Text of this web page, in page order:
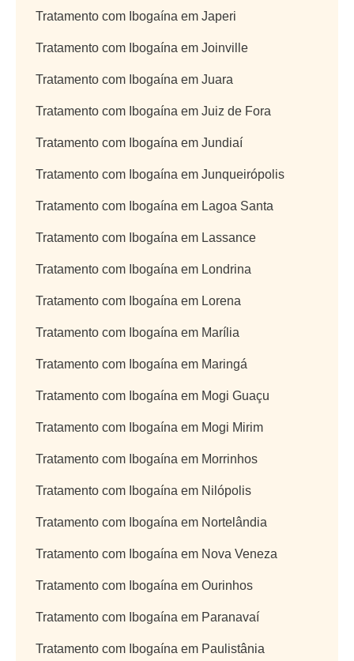
Tratamento com Ibogaína em Japeri
Tratamento com Ibogaína em Joinville
Tratamento com Ibogaína em Juara
Tratamento com Ibogaína em Juiz de Fora
Tratamento com Ibogaína em Jundiaí
Tratamento com Ibogaína em Junqueirópolis
Tratamento com Ibogaína em Lagoa Santa
Tratamento com Ibogaína em Lassance
Tratamento com Ibogaína em Londrina
Tratamento com Ibogaína em Lorena
Tratamento com Ibogaína em Marília
Tratamento com Ibogaína em Maringá
Tratamento com Ibogaína em Mogi Guaçu
Tratamento com Ibogaína em Mogi Mirim
Tratamento com Ibogaína em Morrinhos
Tratamento com Ibogaína em Nilópolis
Tratamento com Ibogaína em Nortelândia
Tratamento com Ibogaína em Nova Veneza
Tratamento com Ibogaína em Ourinhos
Tratamento com Ibogaína em Paranavaí
Tratamento com Ibogaína em Paulistânia